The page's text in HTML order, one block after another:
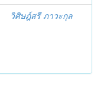
วิศิษฎ์สรี ภาวะกุล